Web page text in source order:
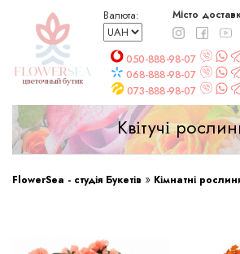
Валюта: Місто
050-888-98-07
068-888-98-07
073-888-98-07
Квітучі
FlowerSea - студія Букетів » Кімнатні